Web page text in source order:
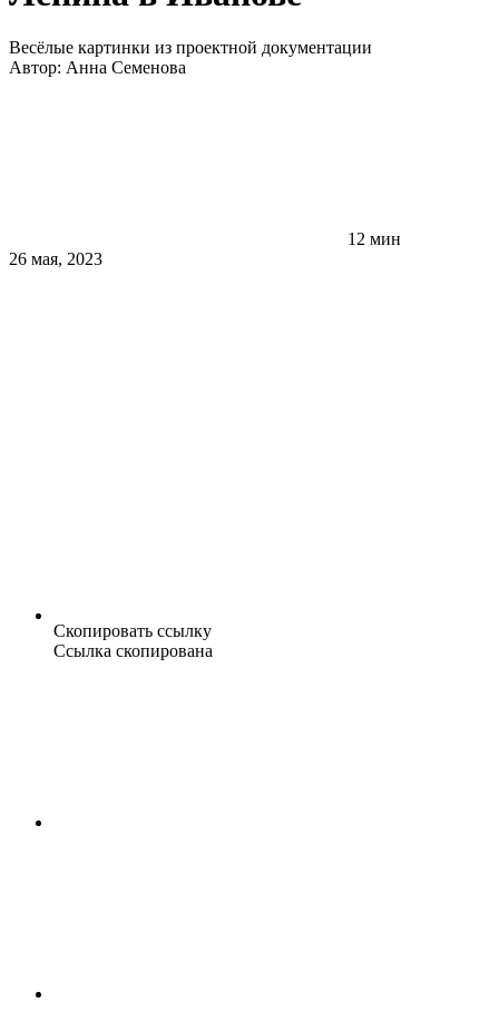
Весёлые картинки из проектной документации
Автор: Анна Семенова
12 мин
26 мая, 2023
Скопировать ссылку
Ссылка скопирована